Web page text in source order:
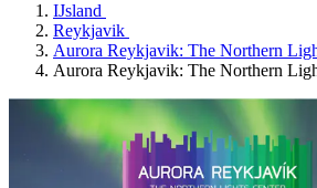
IJsland
Reykjavik
Aurora Reykjavik: The Northern
Aurora Reykjavik: The Northern